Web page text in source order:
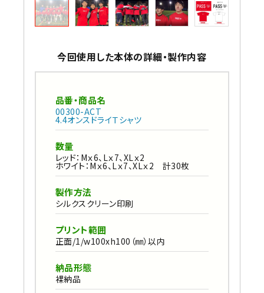
今回使用した本体の詳細・製作内容
品番・商品名
00300-ACT
4.4オンスドライＴシャツ
数量
レッド：Mｘ6、Lｘ7、XLｘ2
ホワイト：Mｘ6、Lｘ7、XLｘ2 計30枚
製作方法
シルクスクリーン印刷
プリント範囲
正面/1/w100xh100（㎜）以内
納品形態
裸納品